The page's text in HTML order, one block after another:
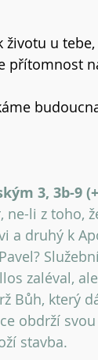
životu u
přítomnost
3, 3b-9
ne-li z toho,
a druhý k
zaléval,
Bůh, který
obdrží
stavba.